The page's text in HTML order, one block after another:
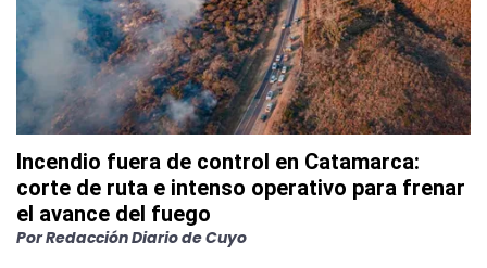
Incendio fuera de control en Catamarca:
corte de ruta e intenso operativo para frenar
el avance del fuego
Por Redacción Diario de Cuyo